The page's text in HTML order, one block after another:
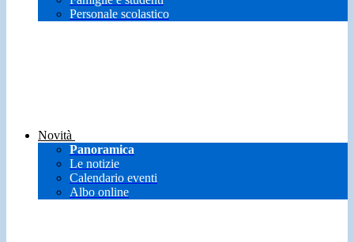
Personale scolastico
Novità
Panoramica
Le notizie
Calendario eventi
Albo online